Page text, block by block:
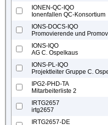
IONEN-QC-IQO
Ionenfallen QC-Konsortium
IONS-DOCS-IQO
Promovierende und
IONS-IQO
AG C. Ospelkaus
IONS-PL-IQO
Projektleiter Gruppe C.
IPG2-PHD-TA
Mitarbeiterliste 2
IRTG2657
irtg2657
IRTG2657-DE